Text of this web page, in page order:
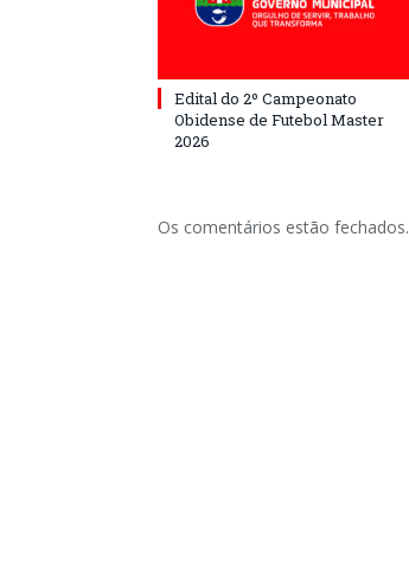
Edital do 2º Campeonato
Obidense de Futebol Master
2026
Os comentários estão fechados.